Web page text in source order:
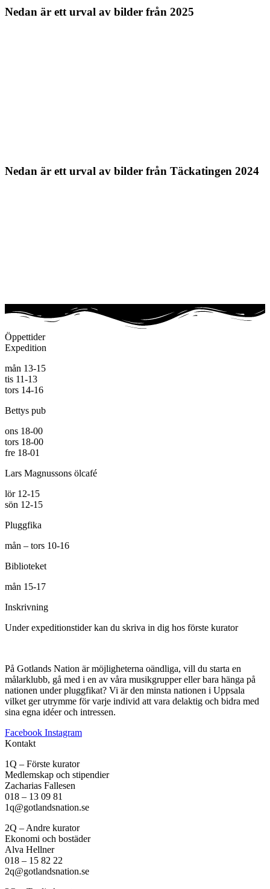
Nedan är ett urval av bilder från 2025
Nedan är ett urval av bilder från Täckatingen 2024
Öppettider
Expedition
mån 13-15
tis 11-13
tors 14-16
Bettys pub
ons 18-00
tors 18-00
fre 18-01
Lars Magnussons ölcafé
lör 12-15
sön 12-15
Pluggfika
mån – tors 10-16
Biblioteket
mån 15-17
Inskrivning
Under expeditionstider kan du skriva in dig hos förste kurator
På Gotlands Nation är möjligheterna oändliga, vill du starta en
målarklubb, gå med i en av våra musikgrupper eller bara hänga på
nationen under pluggfikat? Vi är den minsta nationen i Uppsala
vilket ger utrymme för varje individ att vara delaktig och bidra med
sina egna idéer och intressen.
Facebook Instagram
Kontakt
1Q – Förste kurator
Medlemskap och stipendier
Zacharias Fallesen
018 – 13 09 81
1q@gotlandsnation.se
2Q – Andre kurator
Ekonomi och bostäder
Alva Hellner
018 – 15 82 22
2q@gotlandsnation.se